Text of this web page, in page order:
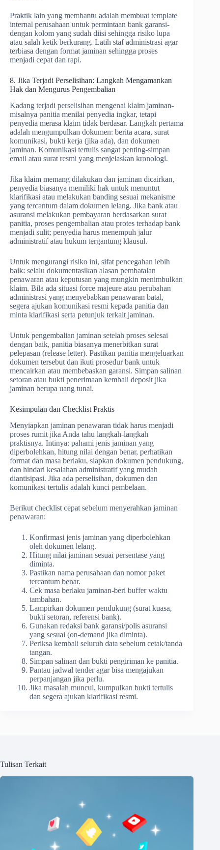
Praktik lain yang membantu adalah membuat template
internal perusahaan untuk permintaan bank garansi-
dengan kolom yang sudah diisi sehingga risiko lupa
atau salah ketik berkurang. Latih staf administrasi agar
terbiasa dengan format jaminan sehingga proses
menjadi cepat dan rapi.
8. Jika Terjadi Perselisihan: Langkah Mengamankan
Hak dan Mengurus Pengembalian
Kadang terjadi perselisihan mengenai klaim jaminan-
misalnya panitia menilai penyedia ingkar, tetapi
penyedia merasa klaim tidak berdasar. Langkah pertama
adalah mengumpulkan dokumen: berita acara, surat
komunikasi, bukti kerja (jika ada), dan dokumen
jaminan. Komunikasi tertulis sangat penting-simpan
email atau surat resmi yang menjelaskan kronologi.
Jika klaim memang dilakukan dan jaminan dicairkan,
penyedia biasanya memiliki hak untuk menuntut
klarifikasi atau melakukan banding sesuai mekanisme
yang tercantum dalam dokumen lelang. Jika bank atau
asuransi melakukan pembayaran berdasarkan surat
panitia, proses pengembalian atau protes terhadap bank
menjadi sulit; penyedia harus menempuh jalur
administratif atau hukum tergantung klausul.
Untuk mengurangi risiko ini, sifat pencegahan lebih
baik: selalu dokumentasikan alasan pembatalan
penawaran atau keputusan yang mungkin menimbulkan
klaim. Bila ada situasi force majeure atau perubahan
administrasi yang menyebabkan penawaran batal,
segera ajukan komunikasi resmi kepada panitia dan
minta klarifikasi serta petunjuk terkait jaminan.
Untuk pengembalian jaminan setelah proses selesai
dengan baik, panitia biasanya menerbitkan surat
pelepasan (release letter). Pastikan panitia mengeluarkan
dokumen tersebut dan ikuti prosedur bank untuk
mencairkan atau membebaskan garansi. Simpan salinan
setoran atau bukti penerimaan kembali deposit jika
jaminan berupa uang tunai.
Kesimpulan dan Checklist Praktis
Menyiapkan jaminan penawaran tidak harus menjadi
proses rumit jika Anda tahu langkah-langkah
praktisnya. Intinya: pahami jenis jaminan yang
diperbolehkan, hitung nilai dengan benar, perhatikan
format dan masa berlaku, siapkan dokumen pendukung,
dan hindari kesalahan administratif yang mudah
diantisipasi. Jika ada perselisihan, dokumen dan
komunikasi tertulis adalah kunci pembelaan.
Berikut checklist cepat sebelum menyerahkan jaminan
penawaran:
Konfirmasi jenis jaminan yang diperbolehkan
oleh dokumen lelang.
Hitung nilai jaminan sesuai persentase yang
diminta.
Pastikan nama perusahaan dan nomor paket
tercantum benar.
Cek masa berlaku jaminan-beri buffer waktu
tambahan.
Lampirkan dokumen pendukung (surat kuasa,
bukti setoran, referensi bank).
Gunakan redaksi bank garansi/polis asuransi
yang sesuai (on-demand jika diminta).
Periksa kembali seluruh data sebelum cetak/tanda
tangan.
Simpan salinan dan bukti pengiriman ke panitia.
Pantau jadwal tender agar bisa mengajukan
perpanjangan jika perlu.
Jika masalah muncul, kumpulkan bukti tertulis
dan segera ajukan klarifikasi resmi.
Tulisan Terkait